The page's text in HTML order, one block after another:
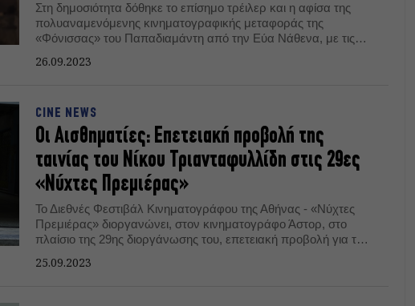
Στη δημοσιότητα δόθηκε το επίσημο τρέιλερ και η αφίσα της
πολυαναμενόμενης κινηματογραφικής μεταφοράς της
«Φόνισσας» του Παπαδιαμάντη από την Εύα Νάθενα, με τις
26.09.2023
CINE NEWS
Οι Αισθηματίες: Επετειακή προβολή της
ταινίας του Νίκου Τριανταφυλλίδη στις 29ες
«Νύχτες Πρεμιέρας»
Το Διεθνές Φεστιβάλ Κινηματογράφου της Αθήνας - «Νύχτες
Πρεμιέρας» διοργανώνει, στον κινηματογράφο Άστορ, στο
πλαίσιο της 29ης διοργάνωσης του, επετειακή προβολή για τα
Τριανταφυλλίδη.
25.09.2023